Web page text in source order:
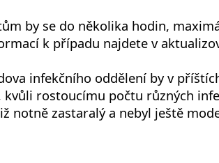
by se do několika hodin,
k případu najdete v
infekčního oddělení by v
rostoucímu počtu různých
notně zastaralý a nebyl ještě